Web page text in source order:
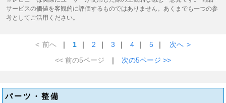
サービスの価値を客観的に評価するものではありません。あくまでも一つの参
考としてご活用ください。
< 前へ ｜ 1 ｜ 2 ｜ 3 ｜ 4 ｜ 5 ｜ 次へ >
<< 前の5ページ
｜ 次の5ページ >>
パーツ・整備